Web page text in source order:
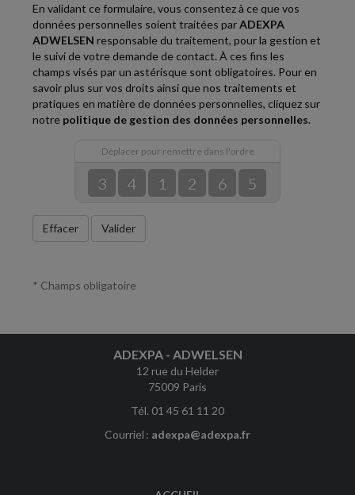
En validant ce formulaire, vous consentez à ce que vos
données personnelles soient traitées parADEXPA
ADWELSEN responsable du traitement, pour la gestion et
le suivi de votre demande de contact. À ces fins les
champs visés par un astérisque sont obligatoires. Pour en
savoir plus sur vos droits ainsi que nos traitements et
pratiques en matière de données personnelles, cliquez sur
notre politique de gestion des données personnelles.
Déplacer pour remettre dans l'ordre
3 4 1 2 6 5
Effacer Valider
* Champs obligatoire
ADEXPA - ADWELSEN
12 rue du Helder
75009 Paris
Tél. 01 45 61 11 20
Courriel : adexpa@adexpa.fr